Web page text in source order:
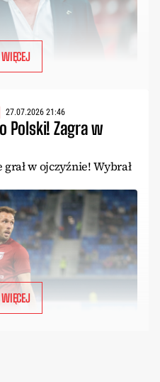
27.07.2026 21:46
Polski! Zagra w
w ojczyźnie! Wybrał